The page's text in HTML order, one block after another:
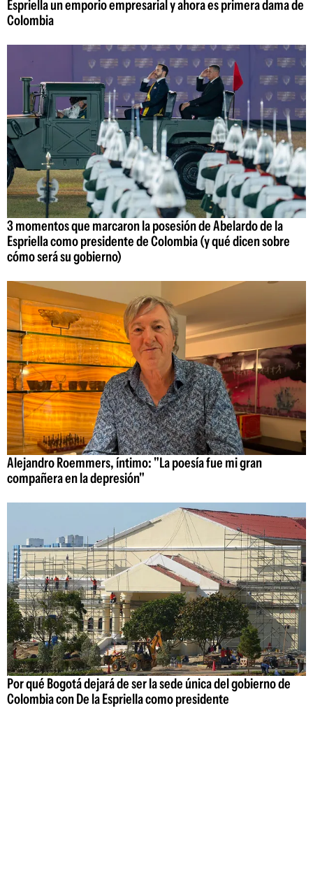
Espriella un emporio empresarial y ahora es primera dama de
Colombia
3 momentos que marcaron la posesión de Abelardo de la
Espriella como presidente de Colombia (y qué dicen sobre
cómo será su gobierno)
Alejandro Roemmers, íntimo: "La poesía fue mi gran
compañera en la depresión"
Por qué Bogotá dejará de ser la sede única del gobierno de
Colombia con De la Espriella como presidente